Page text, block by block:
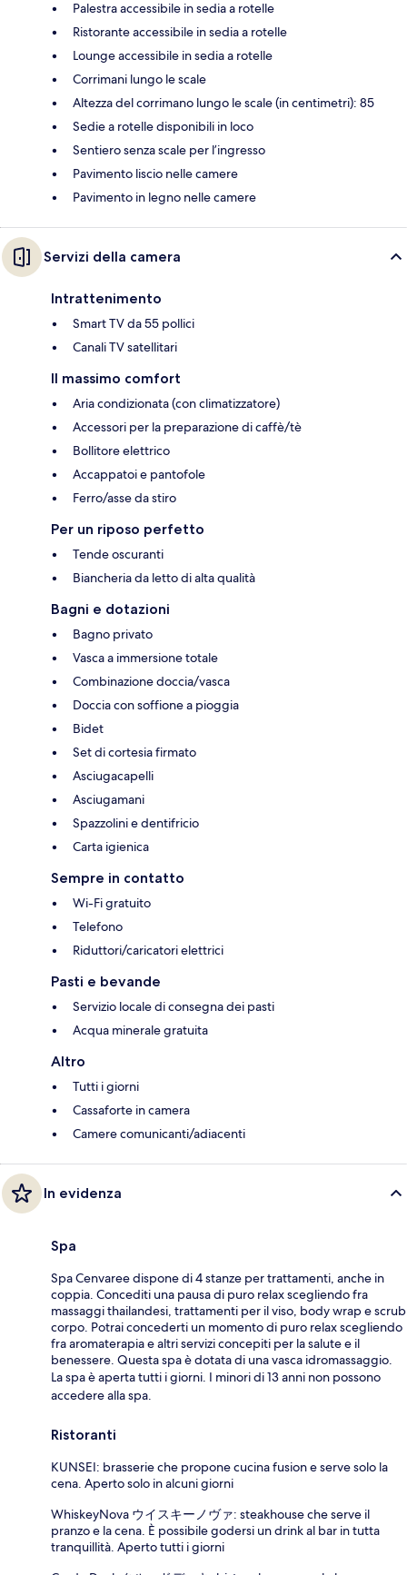
Palestra accessibile in sedia a rotelle
Ristorante accessibile in sedia a rotelle
Lounge accessibile in sedia a rotelle
Corrimani lungo le scale
Altezza del corrimano lungo le scale (in centimetri): 85
Sedie a rotelle disponibili in loco
Sentiero senza scale per l’ingresso
Pavimento liscio nelle camere
Pavimento in legno nelle camere
Servizi della camera
Intrattenimento
Smart TV da 55 pollici
Canali TV satellitari
Il massimo comfort
Aria condizionata (con climatizzatore)
Accessori per la preparazione di caffè/tè
Bollitore elettrico
Accappatoi e pantofole
Ferro/asse da stiro
Per un riposo perfetto
Tende oscuranti
Biancheria da letto di alta qualità
Bagni e dotazioni
Bagno privato
Vasca a immersione totale
Combinazione doccia/vasca
Doccia con soffione a pioggia
Bidet
Set di cortesia firmato
Asciugacapelli
Asciugamani
Spazzolini e dentifricio
Carta igienica
Sempre in contatto
Wi-Fi gratuito
Telefono
Riduttori/caricatori elettrici
Pasti e bevande
Servizio locale di consegna dei pasti
Acqua minerale gratuita
Altro
Tutti i giorni
Cassaforte in camera
Camere comunicanti/adiacenti
In evidenza
Spa
Spa Cenvaree dispone di 4 stanze per trattamenti, anche in
coppia. Concediti una pausa di puro relax scegliendo fra
massaggi thailandesi, trattamenti per il viso, body wrap e scrub
corpo. Potrai concederti un momento di puro relax scegliendo
fra aromaterapia e altri servizi concepiti per la salute e il
benessere. Questa spa è dotata di una vasca idromassaggio.
La spa è aperta tutti i giorni. I minori di 13 anni non possono
accedere alla spa.
Ristoranti
KUNSEI: brasserie che propone cucina fusion e serve solo la
cena. Aperto solo in alcuni giorni
WhiskeyNova ウイスキーノヴァ: steakhouse che serve il
pranzo e la cena. È possibile godersi un drink al bar in tutta
tranquillità. Aperto tutti i giorni